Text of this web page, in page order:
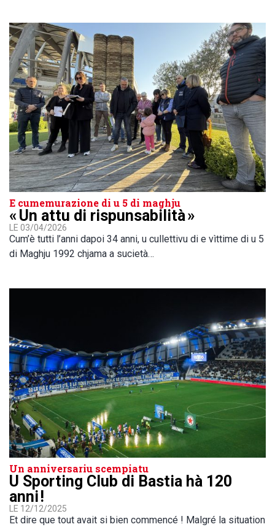
E cumemurazione di u 5 di maghju
« Un attu di rispunsabilità »
LE 03/04/2026
Cum’è tutti l’anni dapoi 34 anni, u cullettivu di e vìttime di u 5
di Maghju 1992 chjama a sucietà…
Un anniversariu scempiatu
U Sporting Club di Bastia hà 120
anni !
LE 12/12/2025
Et dire que tout avait si bien commencé ! Malgré la situation